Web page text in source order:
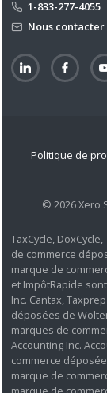
1-833-277-4055
Nous contacter
Politique de
© 2026 Xero
TaxCycle,
de commerce
marque de
et ImpôtRapide
Inc. Cantax,
déposées de
marques de
Accounting Inc.
commerce
marque de